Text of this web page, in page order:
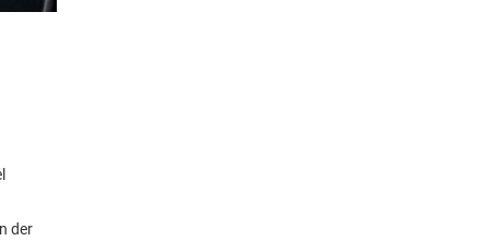
der